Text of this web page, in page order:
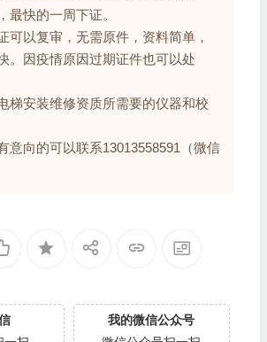
最快的一周下证。
可以复审，无需原件，资料简单，
。因疫情原因过期证件也可以处
梯安装维修资质所需要的仪器和校
意向的可以联系13013558591（微信
我的微信公众号